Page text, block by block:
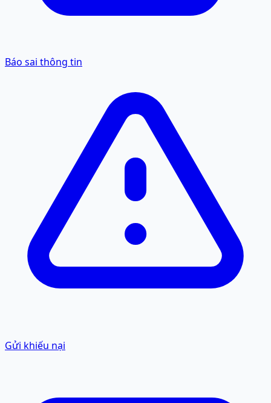
Báo sai thông tin
Gửi khiếu nại